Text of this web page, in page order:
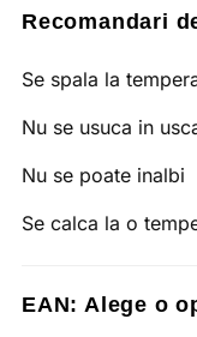
Recomandari
Se spala la
Nu se usuca in
Nu se poate inalbi
Se calca la o
EAN: Alege o